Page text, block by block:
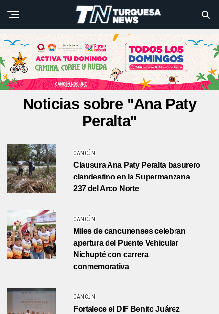
Noticias sobre "Ana Paty
Peralta"
CANCÚN
Clausura Ana Paty Peralta basurero
clandestino en la Supermanzana
237 del Arco Norte
CANCÚN
Miles de cancunenses celebran
apertura del Puente Vehicular
Nichupté con carrera
conmemorativa
CANCÚN
Fortalece el DIF Benito Juárez